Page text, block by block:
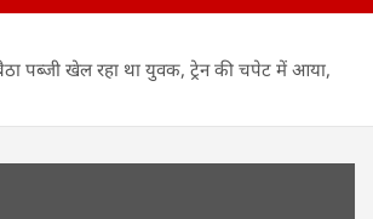
पब्जी खेल रहा था युवक, ट्रेन की चपेट में आया,